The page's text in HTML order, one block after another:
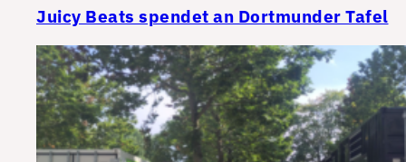
Juicy Beats spendet an Dortmunder Tafel